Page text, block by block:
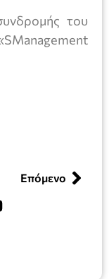
του
Επόμενο